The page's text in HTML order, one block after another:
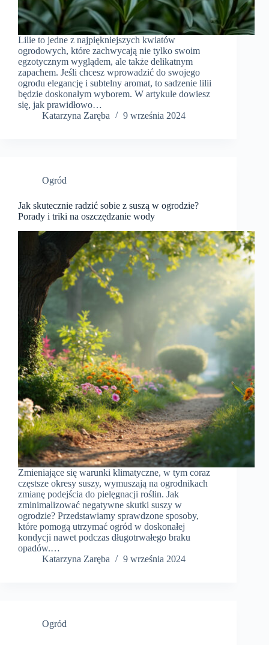
Lilie to jedne z najpiękniejszych kwiatów
ogrodowych, które zachwycają nie tylko swoim
egzotycznym wyglądem, ale także delikatnym
zapachem. Jeśli chcesz wprowadzić do swojego
ogrodu elegancję i subtelny aromat, to sadzenie lilii
będzie doskonałym wyborem. W artykule dowiesz
się, jak prawidłowo…
Katarzyna Zaręba
9 września 2024
Ogród
Jak skutecznie radzić sobie z suszą w ogrodzie?
Porady i triki na oszczędzanie wody
Zmieniające się warunki klimatyczne, w tym coraz
częstsze okresy suszy, wymuszają na ogrodnikach
zmianę podejścia do pielęgnacji roślin. Jak
zminimalizować negatywne skutki suszy w
ogrodzie? Przedstawiamy sprawdzone sposoby,
które pomogą utrzymać ogród w doskonałej
kondycji nawet podczas długotrwałego braku
opadów.…
Katarzyna Zaręba
9 września 2024
Ogród